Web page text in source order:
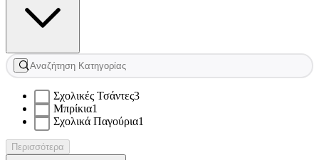
Σχολικές Τσάντες3
Μπρίκια1
Σχολικά Παγούρια1
Περισσότερα